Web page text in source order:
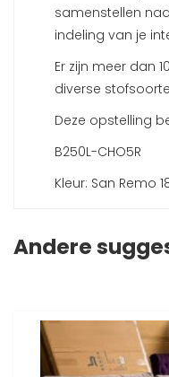
samenstellen
indeling van je
Er zijn meer dan
diverse
Deze opstelling
B250L-CHO5R
Kleur: San Remo
Andere